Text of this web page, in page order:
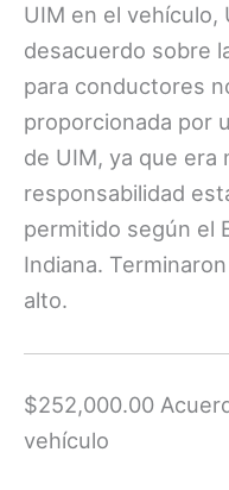
UIM en el vehículo,
desacuerdo sobre
para conductores
proporcionada por
de UIM, ya que era
responsabilidad
permitido según el
Indiana.
alto.
$252,000.00
vehículo